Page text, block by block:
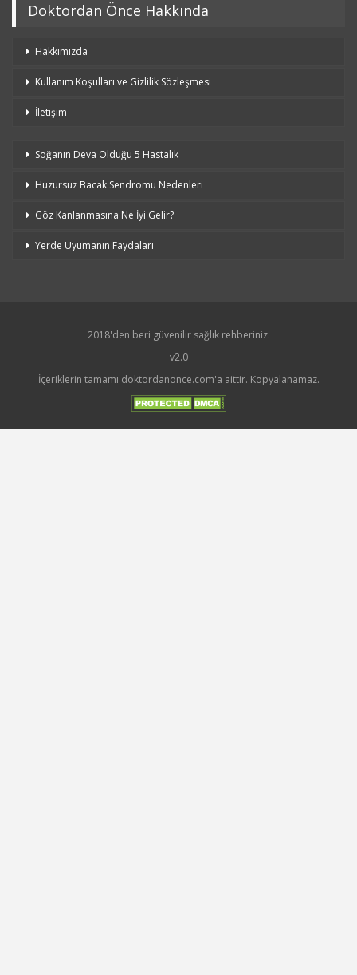
Doktordan Önce Hakkında
Hakkımızda
Kullanım Koşulları ve Gizlilik Sözleşmesi
İletişim
Soğanın Deva Olduğu 5 Hastalık
Huzursuz Bacak Sendromu Nedenleri
Göz Kanlanmasına Ne İyi Gelir?
Yerde Uyumanın Faydaları
2018'den beri güvenilir sağlık rehberiniz.
v2.0
İçeriklerin tamamı doktordanonce.com'a aittir. Kopyalanamaz.